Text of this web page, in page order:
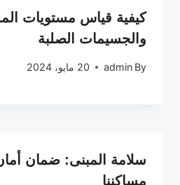
كيفية قياس مستويات
والجسيمات الصلبة
By
admin 20 مايو، 2024
سلامة المبنى: ضمان
مساكننا